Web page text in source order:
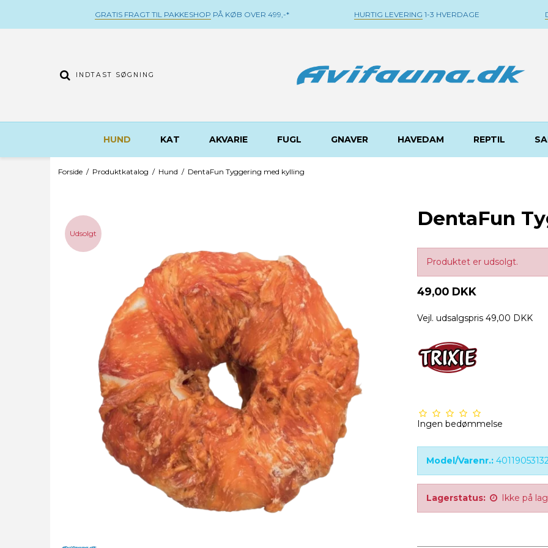
GRATIS FRAGT TIL PAKKESHOP PÅ KØB OVER 499,-* HURTIG LEVERING 1-3 HVERDAGE
HUND KAT AKVARIE FUGL GNAVER HAVEDAM REPTIL
Forside / Produktkatalog / Hund / DentaFun Tyggering med kylling
Udsolgt
DentaFun
Produktet er udsolgt.
49,00 DKK
Vejl. udsalgspris 49,00 DKK
Ingen bedømmelse
Model/Varenr.:
Lagerstatus: Ikke på